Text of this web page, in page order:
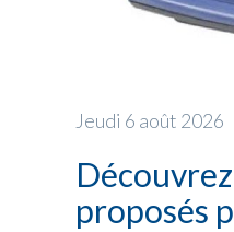
Jeudi 6 août 2026
proposés